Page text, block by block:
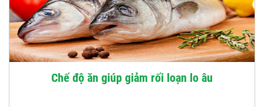
Chế độ ăn giúp giảm rối loạn lo âu